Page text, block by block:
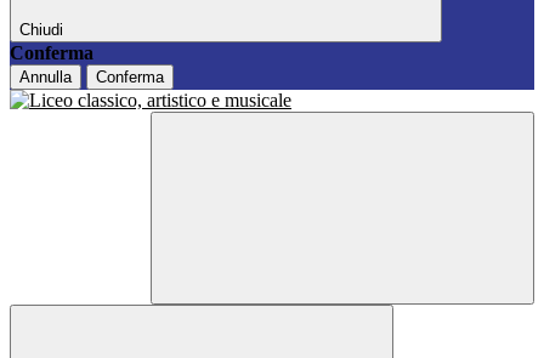
Chiudi
Conferma
Annulla Conferma